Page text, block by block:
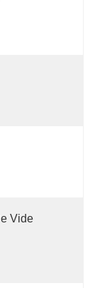
Vide